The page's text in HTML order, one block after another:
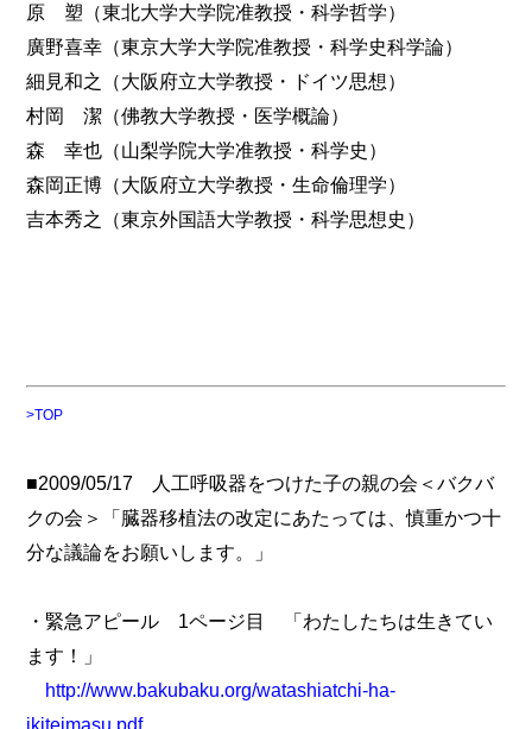
原 塑（東北大学大学院准教授・科学哲学）
廣野喜幸（東京大学大学院准教授・科学史科学論）
細見和之（大阪府立大学教授・ドイツ思想）
村岡 潔（佛教大学教授・医学概論）
森 幸也（山梨学院大学准教授・科学史）
森岡正博（大阪府立大学教授・生命倫理学）
吉本秀之（東京外国語大学教授・科学思想史）
>TOP
■2009/05/17 人工呼吸器をつけた子の親の会＜バクバ
クの会＞「臓器移植法の改定にあたっては、慎重かつ十
分な議論をお願いします。」
・緊急アピール 1ページ目 「わたしたちは生きてい
ます！」
http://www.bakubaku.org/watashiatchi-ha-
ikiteimasu.pdf